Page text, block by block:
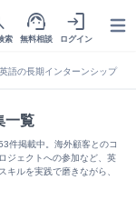
索
support_agent
無料相談
login
ログイン
英語の長期インターンシップ
一覧
件掲載中。海外顧客とのコ
ジェクトへの参加など、英
ルを実践で磨きながら、